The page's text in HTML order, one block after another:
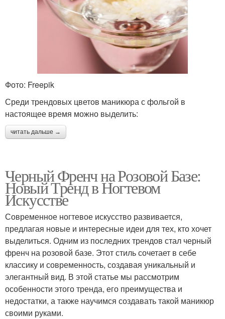
Фото: Freepik
Среди трендовых цветов маникюра с фольгой в
настоящее время можно выделить:
читать дальше →
Черный Френч на Розовой Базе:
Новый Тренд в Ногтевом
Искусстве
Современное ногтевое искусство развивается,
предлагая новые и интересные идеи для тех, кто хочет
выделиться. Одним из последних трендов стал черный
френч на розовой базе. Этот стиль сочетает в себе
классику и современность, создавая уникальный и
элегантный вид. В этой статье мы рассмотрим
особенности этого тренда, его преимущества и
недостатки, а также научимся создавать такой маникюр
своими руками.